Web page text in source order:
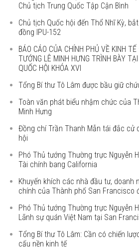
Chủ tịch Trung Quốc Tập Cận Bình
Chủ tịch Quốc hội đến Thổ Nhĩ Kỳ,
đồng IPU-152
BÁO CÁO CỦA CHÍNH PHỦ VỀ KINH
TƯỚNG LÊ MINH HƯNG TRÌNH BÀY
QUỐC HỘI KHÓA XVI
Tổng Bí thư Tô Lâm được bầu giữ
Toàn văn phát biểu nhậm chức của
Minh Hưng
Đồng chí Trần Thanh Mẫn tái đắc cử
hội
Phó Thủ tướng Thường trực Nguyễn
Tài chính bang California
Khuyến khích các nhà đầu tư, doanh
chính của Thành phố San Francisco
Phó Thủ tướng Thường trực Nguyễn
Lãnh sự quán Việt Nam tại San
Tổng Bí thư Tô Lâm: Cần có chiến
cấu nền kinh tế